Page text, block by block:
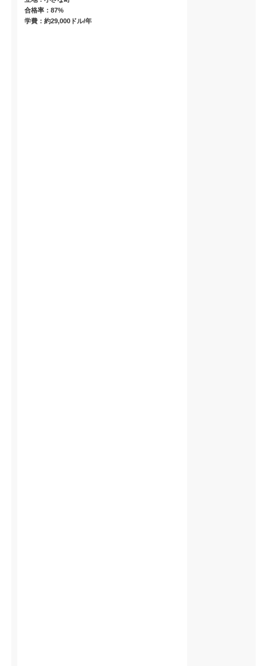
合格率：87%
学費：約29,000ドル/年